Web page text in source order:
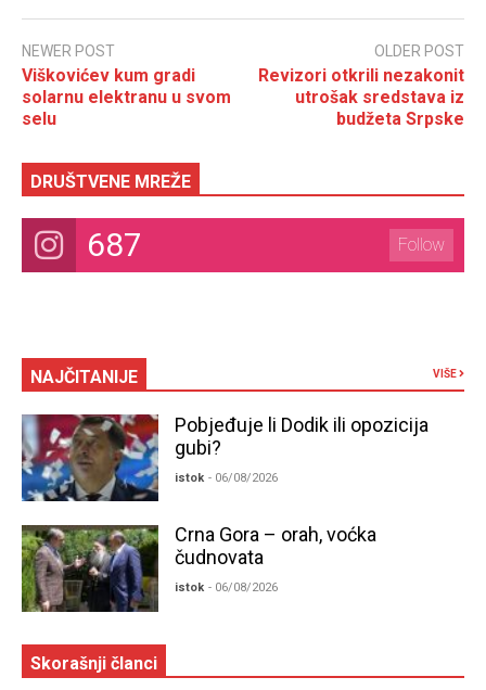
NEWER POST
Viškovićev kum gradi
solarnu elektranu u svom
selu
OLDER POST
Revizori otkrili nezakonit
utrošak sredstava iz
budžeta Srpske
DRUŠTVENE MREŽE
687 Follow
NAJČITANIJE VIŠE
Pobjeđuje li Dodik ili opozicija
gubi?
istok - 06/08/2026
Crna Gora – orah, voćka
čudnovata
istok - 06/08/2026
Skorašnji članci